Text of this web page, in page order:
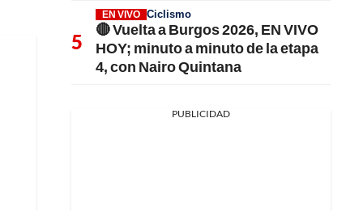
EN VIVO Ciclismo
🔴 Vuelta a Burgos 2026, EN VIVO
HOY; minuto a minuto de la etapa
4, con Nairo Quintana
PUBLICIDAD